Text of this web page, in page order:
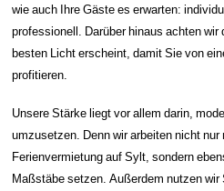
wie auch Ihre Gäste es erwarten:
professionell. Darüber hinaus achten
besten Licht erscheint, damit Sie von
profitieren.
Unsere Stärke liegt vor allem darin,
umzusetzen. Denn wir arbeiten nicht
Ferienvermietung auf Sylt, sondern
Maßstäbe setzen. Außerdem nutzen